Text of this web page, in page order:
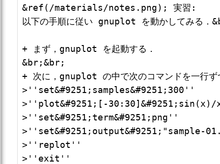
&ref(/materials/notes.png); 実習:
以下の手順に従い gnuplot を動かしてみる．
+ まず，gnuplot を起動する．
&br;&br;
+ 次に，gnuplot の中で次のコマンドを一行ず
>''set&#9251;samples&#9251;300''
>''plot&#9251;[-
>''set&#9251;term&#9251;png''
>''set&#9251;output&#9251;"sample-
>''replot''
>''exit''